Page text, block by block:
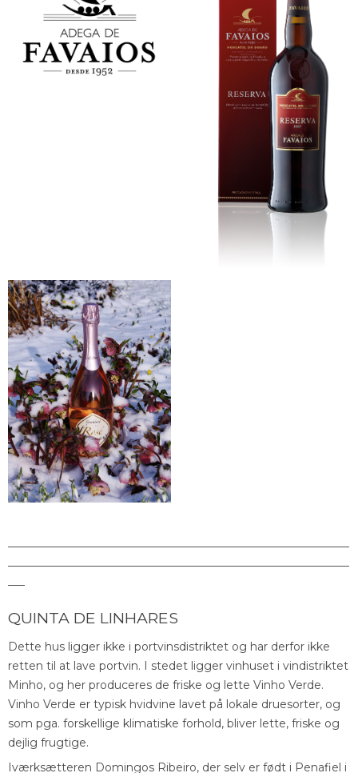
QUINTA DE LINHARES
Dette hus ligger ikke i portvinsdistriktet og har derfor ikke
retten til at lave portvin. I stedet ligger vinhuset i vindistriktet
Minho, og her produceres de friske og lette Vinho Verde.
Vinho Verde er typisk hvidvine lavet på lokale druesorter, og
som pga. forskellige klimatiske forhold, bliver lette, friske og
dejlig frugtige.
Iværksætteren Domingos Ribeiro, der selv er født i Penafiel i